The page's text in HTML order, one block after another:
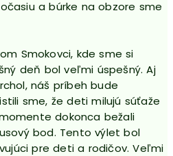
a búrke na obzore sme
Smokovci, kde sme si
deň bol veľmi úspešný. Aj
náš príbeh bude
sme, že deti milujú súťaže
dokonca bežali
bod. Tento výlet bol
pre deti a rodičov. Veľmi